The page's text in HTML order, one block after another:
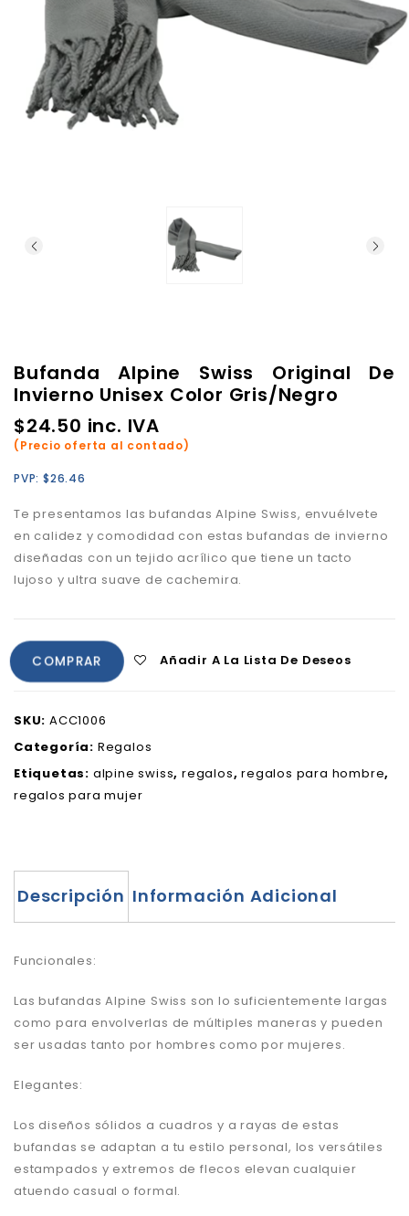
Bufanda Alpine Swiss Original De
Invierno Unisex Color Gris/Negro
$24.50 inc. IVA
(Precio oferta al contado)
PVP: $26.46
Te presentamos las bufandas Alpine Swiss, envuélvete
en calidez y comodidad con estas bufandas de invierno
diseñadas con un tejido acrílico que tiene un tacto
lujoso y ultra suave de cachemira.
COMPRAR Añadir A La Lista De Deseos
SKU: ACC1006
Categoría: Regalos
Etiquetas: alpine swiss,regalos,regalos para hombre,
regalos para mujer
Descripción Información Adicional
Funcionales:
Las bufandas Alpine Swiss son lo suficientemente largas
como para envolverlas de múltiples maneras y pueden
ser usadas tanto por hombres como por mujeres.
Elegantes:
Los diseños sólidos a cuadros y a rayas de estas
bufandas se adaptan a tu estilo personal, los versátiles
estampados y extremos de flecos elevan cualquier
atuendo casual o formal.